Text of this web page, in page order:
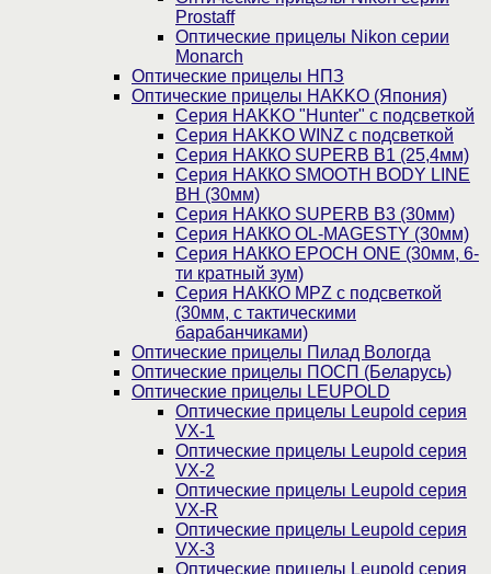
Prostaff
Оптические прицелы Nikon серии
Monarch
Оптические прицелы НПЗ
Оптические прицелы HAKKO (Япония)
Cерия HAKKO "Hunter" с подсветкой
Серия НAKKO WINZ с подсветкой
Серия НАККО SUPERB B1 (25,4мм)
Серия НАККО SMOOTH BODY LINE
BH (30мм)
Серия НАККО SUPERB B3 (30мм)
Серия НАККО OL-MAGESTY (30мм)
Серия НАККО EPOCH ONE (30мм, 6-
ти кратный зум)
Серия НАККО MPZ с подсветкой
(30мм, c тактическими
барабанчиками)
Оптические прицелы Пилад Вологда
Оптические прицелы ПОСП (Беларусь)
Оптические прицелы LEUPOLD
Оптические прицелы Leupold серия
VX-1
Оптические прицелы Leupold серия
VX-2
Оптические прицелы Leupold серия
VX-R
Оптические прицелы Leupold серия
VX-3
Оптические прицелы Leupold серия